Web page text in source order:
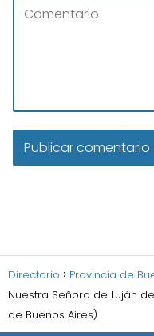
Directorio Provincia de
Nuestra Señora de Luján
de Buenos Aires)